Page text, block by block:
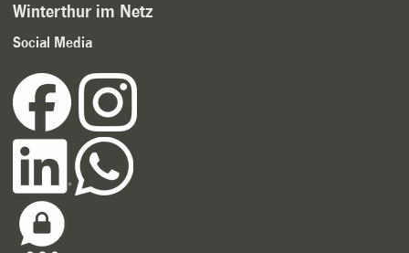
Winterthur im Netz
Social Media